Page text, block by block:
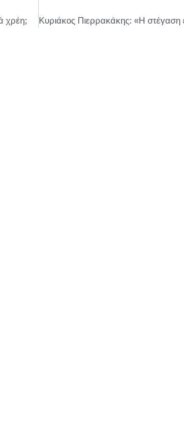
χρέη;